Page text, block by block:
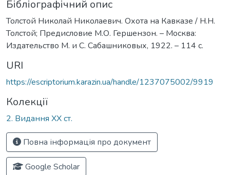
Бібліографічний опис
Толстой Николай Николаевич. Охота на Кавказе / Н.Н.
Толстой; Предисловие М.О. Гершензон. – Москва:
Издательство М. и С. Сабашниковых, 1922. – 114 с.
URI
https://escriptorium.karazin.ua/handle/1237075002/9919
Колекції
2. Видання ХХ ст.
Повна інформація про документ
Google Scholar